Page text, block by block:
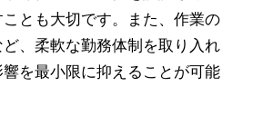
とも大切です。また、作業の
、柔軟な勤務体制を取り入れ
を最小限に抑えることが可能